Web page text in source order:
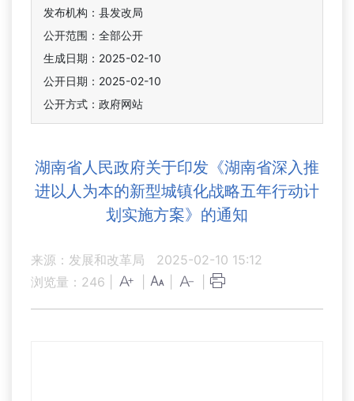
发布机构：县发改局
公开范围：全部公开
生成日期：2025-02-10
公开日期：2025-02-10
公开方式：政府网站
湖南省人民政府关于印发《湖南省深入推
进以人为本的新型城镇化战略五年行动计
划实施方案》的通知
来源：发展和改革局
2025-02-10 15:12
浏览量： 246